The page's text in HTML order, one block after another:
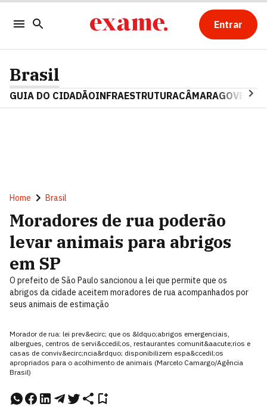
Entrar
Brasil
GUIA DO CIDADÃOINFRAESTRUTURACÂMARAGOVERNO
Home Brasil
Moradores de rua poderão
levar animais para abrigos
em SP
O prefeito de São Paulo sancionou a lei que permite que os
abrigos da cidade aceitem moradores de rua acompanhados por
seus animais de estimação
Morador de rua: lei prev&ecirc; que os &ldquo;abrigos emergenciais,
albergues, centros de servi&ccedil;os, restaurantes comunit&aacute;rios e
casas de conviv&ecirc;ncia&rdquo; disponibilizem espa&ccedil;os
apropriados para o acolhimento de animais (Marcelo Camargo/Agência
Brasil)